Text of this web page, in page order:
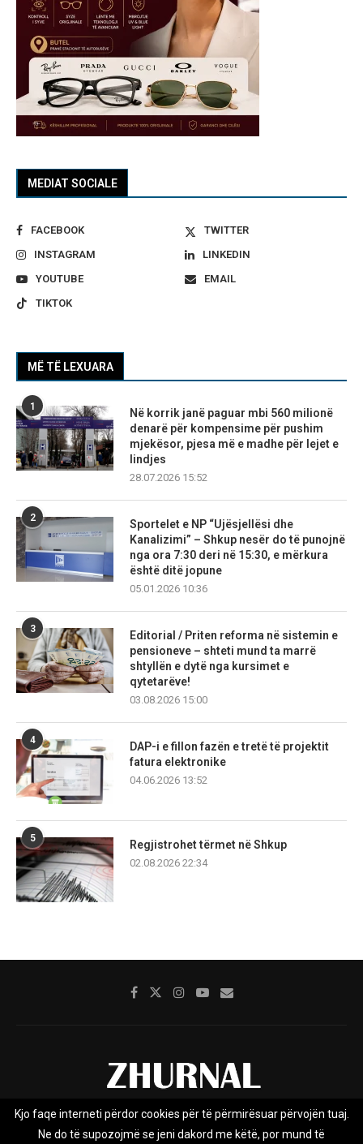
MEDIAT SOCIALE
FACEBOOK
TWITTER
INSTAGRAM
LINKEDIN
YOUTUBE
EMAIL
TIKTOK
MË TË LEXUARA
1
Në korrik janë paguar mbi 560 milionë
denarë për kompensime për pushim
mjekësor, pjesa më e madhe për lejet e
lindjes
28.07.2026 15:52
2
Sportelet e NP “Ujësjellësi dhe
Kanalizimi” – Shkup nesër do të punojnë
nga ora 7:30 deri në 15:30, e mërkura
është ditë jopune
05.01.2026 10:36
3
Editorial / Priten reforma në sistemin e
pensioneve – shteti mund ta marrë
shtyllën e dytë nga kursimet e
qytetarëve!
03.08.2026 15:00
4
DAP-i e fillon fazën e tretë të projektit
fatura elektronike
04.06.2026 13:52
5
Regjistrohet tërmet në Shkup
02.08.2026 22:34
Rreth nesh Impresumi Marketing
Kontakt
Kjo faqe interneti përdor cookies për të përmirësuar përvojën tuaj.
Ne do të supozojmë se jeni dakord me këtë, por mund të